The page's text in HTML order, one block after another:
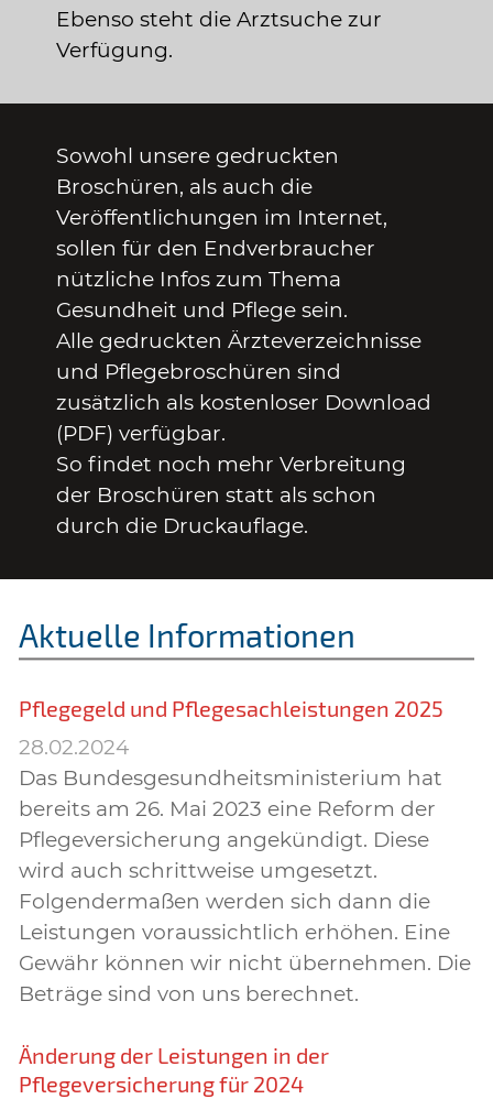
Ebenso steht die Arztsuche zur
Verfügung.
Sowohl unsere gedruckten
Broschüren, als auch die
Veröffentlichungen im Internet,
sollen für den Endverbraucher
nützliche Infos zum Thema
Gesundheit und Pflege sein.
Alle gedruckten Ärzteverzeichnisse
und Pflegebroschüren sind
zusätzlich als kostenloser Download
(PDF) verfügbar.
So findet noch mehr Verbreitung
der Broschüren statt als schon
durch die Druckauflage.
Aktuelle Informationen
Pflegegeld und Pflegesachleistungen 2025
28.02.2024
Das Bundesgesundheitsministerium hat
bereits am 26. Mai 2023 eine Reform der
Pflegeversicherung angekündigt. Diese
wird auch schrittweise umgesetzt.
Folgendermaßen werden sich dann die
Leistungen voraussichtlich erhöhen. Eine
Gewähr können wir nicht übernehmen. Die
Beträge sind von uns berechnet.
Änderung der Leistungen in der
Pflegeversicherung für 2024